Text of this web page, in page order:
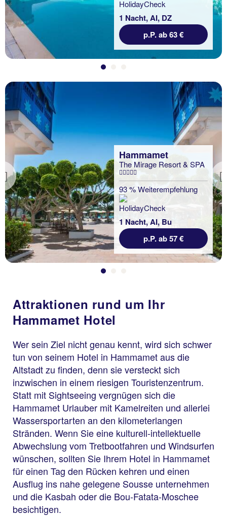
1 Nacht, AI, DZ
p.P. ab 63 €
Previous
Hammamet
The Mirage Resort & SPA
93 % Weiterempfehlung
1 Nacht, AI, Bu
p.P. ab 57 €
Attraktionen rund um Ihr
Hammamet Hotel
Wer sein Ziel nicht genau kennt, wird sich schwer
tun von seinem Hotel in Hammamet aus die
Altstadt zu finden, denn sie versteckt sich
inzwischen in einem riesigen Touristenzentrum.
Statt mit Sightseeing vergnügen sich die
Hammamet Urlauber mit Kamelreiten und allerlei
Wassersportarten an den kilometerlangen
Stränden. Wenn Sie eine kulturell-intellektuelle
Abwechslung vom Tretbootfahren und Windsurfen
wünschen, sollten Sie Ihrem Hotel in Hammamet
für einen Tag den Rücken kehren und einen
Ausflug ins nahe gelegene Sousse unternehmen
und die Kasbah oder die Bou-Fatata-Moschee
besichtigen.